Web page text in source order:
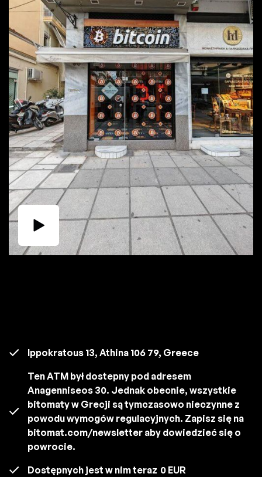
Ippokratous 13, Athina 106 79, Greece
Ten ATM był dostepny pod adresem
Anagenniseos 30. Jednak obecnie, wszystkie
bitomaty w Grecji są tymczasowo nieczynne z
powodu wymogów regulacyjnych. Zapisz się na
bitomat.com/newsletter aby dowiedzieć się o
powrocie.
Dostępnych jest w nim teraz 0 EUR